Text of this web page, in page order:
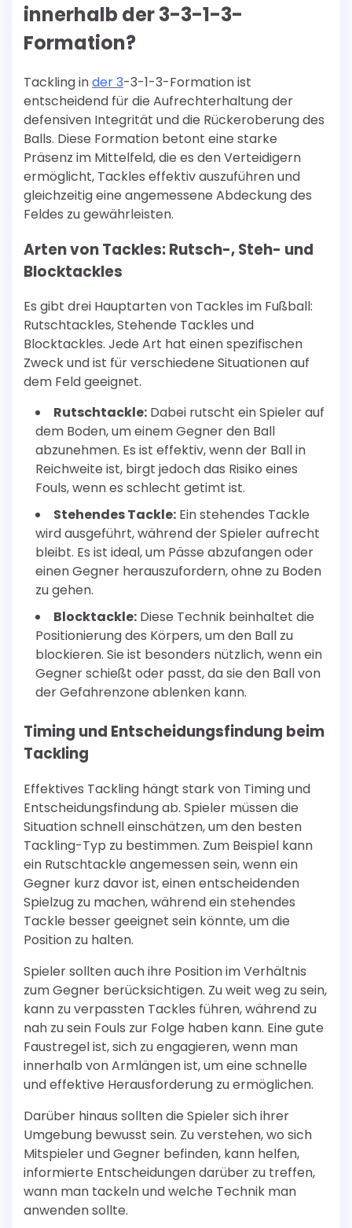
innerhalb der 3-3-1-3-
Formation?
Tackling inder 3-3-1-3-Formation ist
entscheidend für die Aufrechterhaltung der
defensiven Integrität und die Rückeroberung des
Balls. Diese Formation betont eine starke
Präsenz im Mittelfeld, die es den Verteidigern
ermöglicht, Tackles effektiv auszuführen und
gleichzeitig eine angemessene Abdeckung des
Feldes zu gewährleisten.
Arten von Tackles: Rutsch-, Steh- und
Blocktackles
Es gibt drei Hauptarten von Tackles im Fußball:
Rutschtackles, Stehende Tackles und
Blocktackles. Jede Art hat einen spezifischen
Zweck und ist für verschiedene Situationen auf
dem Feld geeignet.
Rutschtackle: Dabei rutscht ein Spieler auf
dem Boden, um einem Gegner den Ball
abzunehmen. Es ist effektiv, wenn der Ball in
Reichweite ist, birgt jedoch das Risiko eines
Fouls, wenn es schlecht getimt ist.
Stehendes Tackle: Ein stehendes Tackle
wird ausgeführt, während der Spieler aufrecht
bleibt. Es ist ideal, um Pässe abzufangen oder
einen Gegner herauszufordern, ohne zu Boden
zu gehen.
Blocktackle: Diese Technik beinhaltet die
Positionierung des Körpers, um den Ball zu
blockieren. Sie ist besonders nützlich, wenn ein
Gegner schießt oder passt, da sie den Ball von
der Gefahrenzone ablenken kann.
Timing und Entscheidungsfindung beim
Tackling
Effektives Tackling hängt stark von Timing und
Entscheidungsfindung ab. Spieler müssen die
Situation schnell einschätzen, um den besten
Tackling-Typ zu bestimmen. Zum Beispiel kann
ein Rutschtackle angemessen sein, wenn ein
Gegner kurz davor ist, einen entscheidenden
Spielzug zu machen, während ein stehendes
Tackle besser geeignet sein könnte, um die
Position zu halten.
Spieler sollten auch ihre Position im Verhältnis
zum Gegner berücksichtigen. Zu weit weg zu sein,
kann zu verpassten Tackles führen, während zu
nah zu sein Fouls zur Folge haben kann. Eine gute
Faustregel ist, sich zu engagieren, wenn man
innerhalb von Armlängen ist, um eine schnelle
und effektive Herausforderung zu ermöglichen.
Darüber hinaus sollten die Spieler sich ihrer
Umgebung bewusst sein. Zu verstehen, wo sich
Mitspieler und Gegner befinden, kann helfen,
informierte Entscheidungen darüber zu treffen,
wann man tackeln und welche Technik man
anwenden sollte.